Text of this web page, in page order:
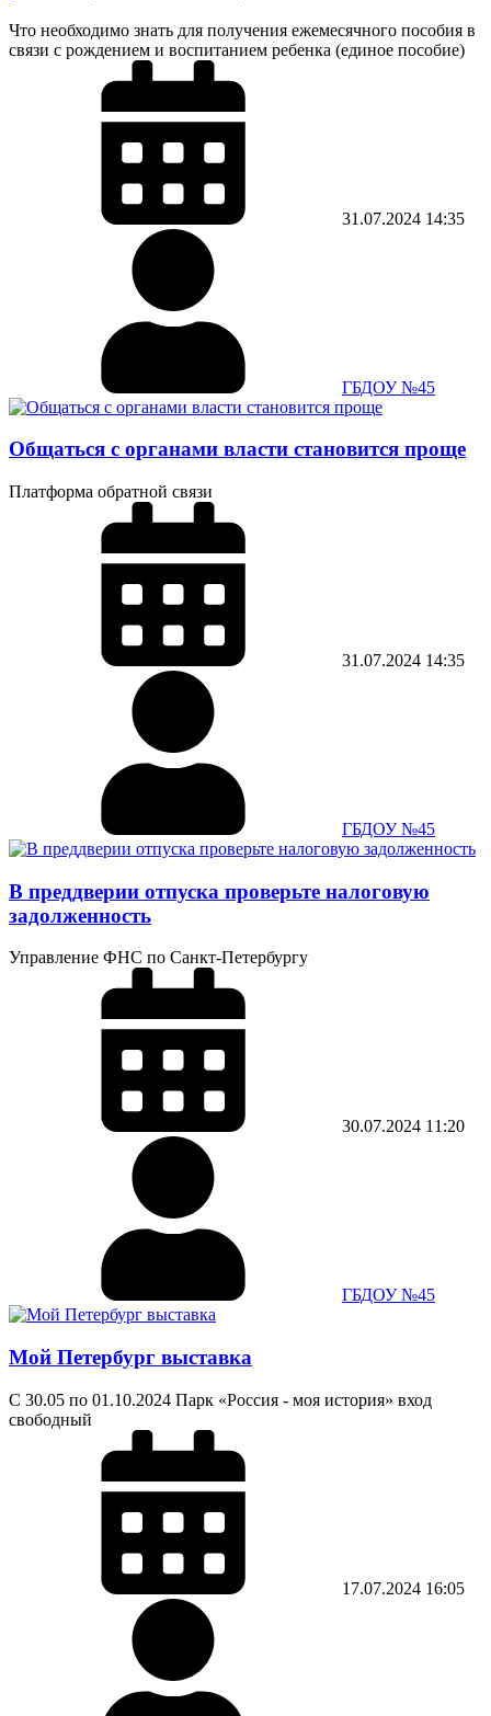
Что необходимо знать для получения ежемесячного пособия в
связи с рождением и воспитанием ребенка (единое пособие)
31.07.2024 14:35
ГБДОУ №45
Общаться с органами власти становится проще
Платформа обратной связи
31.07.2024 14:35
ГБДОУ №45
В преддверии отпуска проверьте налоговую
задолженность
Управление ФНС по Санкт-Петербургу
30.07.2024 11:20
ГБДОУ №45
Мой Петербург выставка
С 30.05 по 01.10.2024 Парк «Россия - моя история» вход
свободный
17.07.2024 16:05